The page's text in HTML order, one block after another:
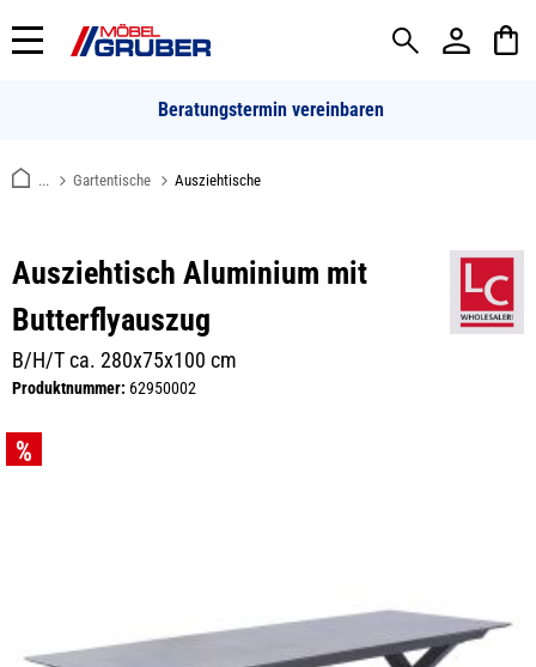
springen
Beratungstermin vereinbaren
... Gartentische Ausziehtische
Ausziehtisch Aluminium mit
Butterflyauszug
B/H/T ca. 280x75x100 cm
Produktnummer: 62950002
Bildergalerie überspringen